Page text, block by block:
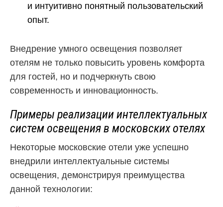
и интуитивно понятный пользовательский
опыт.
Внедрение умного освещения позволяет
отелям не только повысить уровень комфорта
для гостей, но и подчеркнуть свою
современность и инновационность.
Примеры реализации интеллектуальных
систем освещения в московских отелях
Некоторые московские отели уже успешно
внедрили интеллектуальные системы
освещения, демонстрируя преимущества
данной технологии: